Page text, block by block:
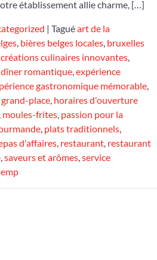
établissement allie charme, […]
| Taguéart de la
, bières belges locales, bruxelles
créations culinaires innovantes,
dîner romantique,expérience
gastronomique mémorable,
grand-place, horaires d'ouverture
, moules-frites, passion pour la
, plats traditionnels,
d'affaires, restaurant, restaurant
,saveurs et arômes,service